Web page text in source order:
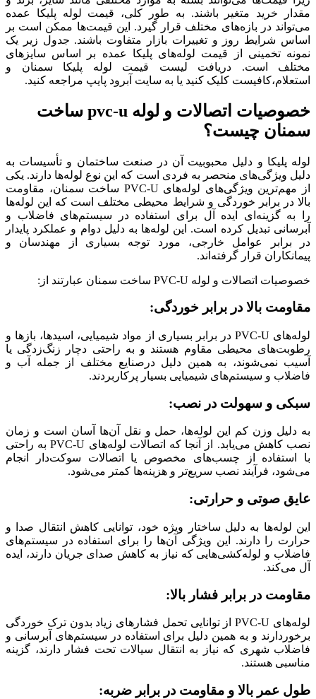
مقدار خرید متغیر باشند. به ‌طور کلی، قیمت لوله پلیکا عمده
می‌تواند در بازه‌های مختلف قرار گیرد. این قیمت‌ها ممکن است بر
اساس شرایط روز و تغییرات بازار متفاوت باشند. جدول زیر یک
نمونه تخمینی از قیمت لوله‌های پلیکا عمده بر اساس سایزهای
مختلف است. دریافت لیست قیمت لوله پلیکا سمنان و
استعلام،کافیست کلیک کنید یا به سایت آبرود پایپ مراجعه کنید.
خصوصیات اتصالات و لوله pvc-u ساخت
سمنان چیست؟
لوله پلیکا و دلیل محبوبیت آن در صنعت ساختمان و تأسیسات به‌
دلیل ویژگی‌های منحصر به ‌فردی است که این نوع لوله‌ها دارند. یکی
از مهم‌ترین ویژگی‌های لوله‌های PVC-U ساخت سمنان، مقاومت
بالا در برابر خوردگی و شرایط محیطی مختلف است که این لوله‌ها
را به گزینه‌ای ایده‌ آل برای استفاده در سیستم‌های فاضلاب و
آبرسانی تبدیل کرده است. این لوله‌ها به دلیل دوام و عملکرد پایدار
در برابر عوامل خارجی، مورد توجه بسیاری از مهندسان و
پیمانکاران قرار گرفته‌اند.
خصوصیات اتصالات و لوله PVC-U ساخت سمنان عبارتند از:
مقاومت بالا در برابر خوردگی:
لوله‌های PVC-U در برابر بسیاری از مواد شیمیایی، اسیدها، بازها و
رطوبت‌های محیطی مقاوم هستند و به راحتی دچار زنگ‌زدگی یا
آسیب نمی‌شوند، به همین دلیل درصنایع مختلف از جمله آب و
فاضلاب و سیستم‌های شیمیایی بسیار پرکاربردند.
سبکی و سهولت در نصب:
به دلیل وزن کم این لوله‌ها، حمل و نقل آن‌ها آسان است و زمان
نصب کاهش می‌یابد. از آنجا که اتصالات لوله‌های PVC-U به‌ راحتی
با استفاده از چسب‌های مخصوص یا اتصالات سوکت‌دار انجام
می‌شود، فرآیند نصب سریع‌تر و هزینه‌ها کمتر می‌شود.
عایق صوتی و حرارتی:
این لوله‌ها به دلیل ساختار ویژه خود، توانایی کاهش انتقال صدا و
حرارت را دارند. این ویژگی آن‌ها را برای استفاده در سیستم‌های
فاضلاب و لوله‌کشی‌هایی که نیاز به کاهش صدای جریان دارند، ایده
‌آل می‌کند.
مقاومت در برابر فشار بالا:
لوله‌های PVC-U از توانایی تحمل فشارهای زیاد بدون ترک خوردگی
برخوردارند و به همین دلیل برای استفاده در سیستم‌های آبرسانی و
فاضلاب شهری که نیاز به انتقال سیالات تحت فشار دارند، گزینه
مناسبی هستند.
طول عمر بالا و مقاومت در برابر ضربه: